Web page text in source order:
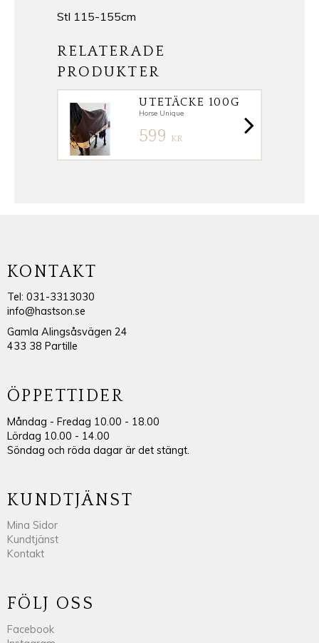
Stl 115-155cm
RELATERADE
PRODUKTER
UTETÄCKE 100G
Horse Unique
599 KR
KONTAKT
Tel: 031-3313030
info@hastson.se
Gamla Alingsåsvägen 24
433 38 Partille
ÖPPETTIDER
Måndag - Fredag 10.00 - 18.00
Lördag 10.00 - 14.00
Söndag och röda dagar är det stängt.
KUNDTJÄNST
Mina Sidor
Kundtjänst
Kontakt
FÖLJ OSS
Facebook